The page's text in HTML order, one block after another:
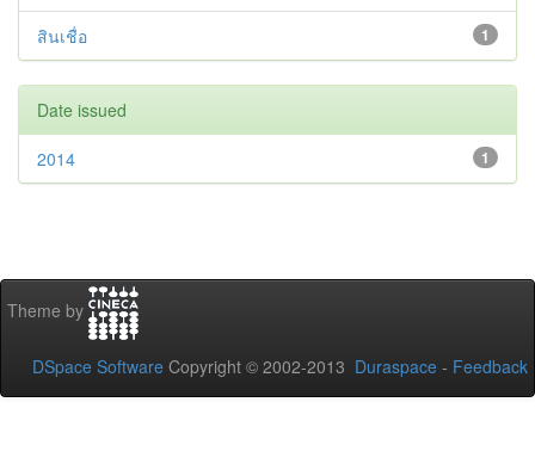
1
สินเชื่อ
Date issued
1
2014
Theme by
DSpace Software Copyright © 2002-2013 Duraspace - Feedback